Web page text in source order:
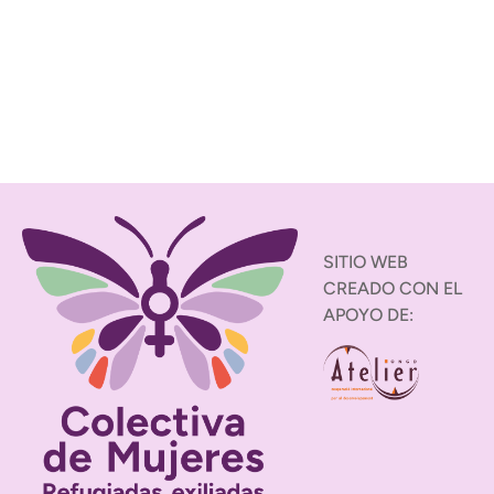
SITIO WEB
CREADO CON EL
APOYO DE: